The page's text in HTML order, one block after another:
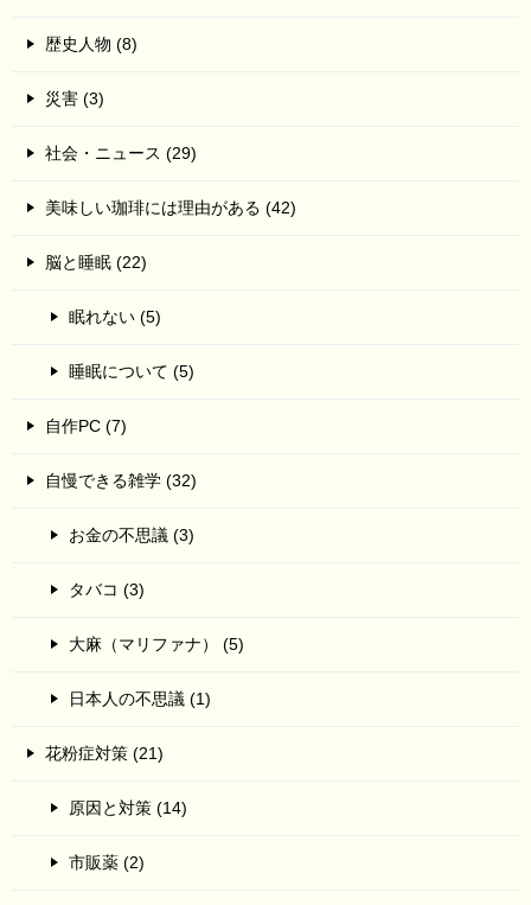
歴史人物 (8)
災害 (3)
社会・ニュース (29)
美味しい珈琲には理由がある (42)
脳と睡眠 (22)
眠れない (5)
睡眠について (5)
自作PC (7)
自慢できる雑学 (32)
お金の不思議 (3)
タバコ (3)
大麻（マリファナ） (5)
日本人の不思議 (1)
花粉症対策 (21)
原因と対策 (14)
市販薬 (2)